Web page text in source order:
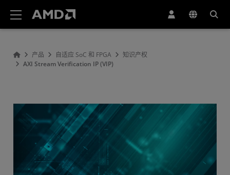
产品 自适应 SoC 和 FPGA
知识产权
AXI Stream Verification IP (VIP)